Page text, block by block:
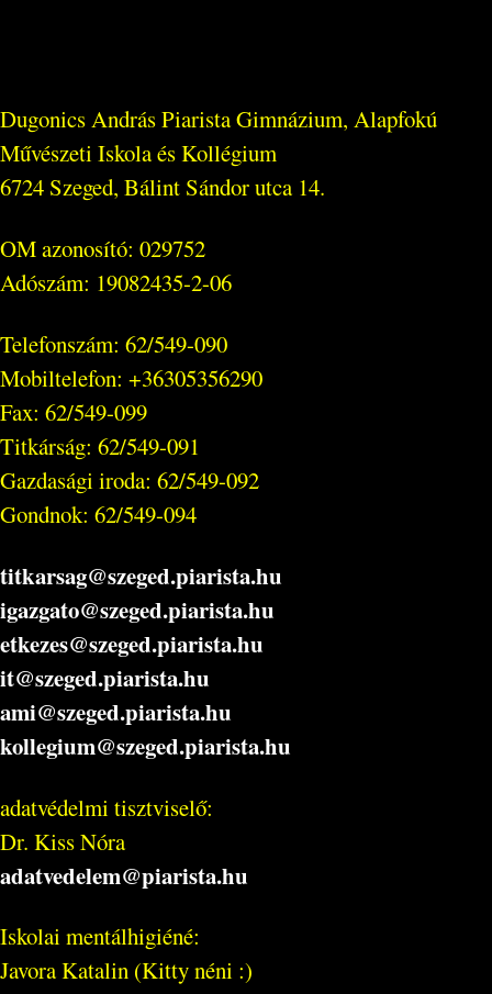
Dugonics András Piarista Gimnázium, Alapfokú
Művészeti Iskola és Kollégium
6724 Szeged, Bálint Sándor utca 14.
OM azonosító: 029752
Adószám: 19082435-2-06
Telefonszám: 62/549-090
Mobiltelefon: +36305356290
Fax: 62/549-099
Titkárság: 62/549-091
Gazdasági iroda: 62/549-092
Gondnok: 62/549-094
titkarsag@szeged.piarista.hu
igazgato@szeged.piarista.hu
etkezes@szeged.piarista.hu
it@szeged.piarista.hu
ami@szeged.piarista.hu
kollegium@szeged.piarista.hu
adatvédelmi tisztviselő:
Dr. Kiss Nóra
adatvedelem@piarista.hu
Iskolai mentálhigiéné:
Javora Katalin (Kitty néni :)